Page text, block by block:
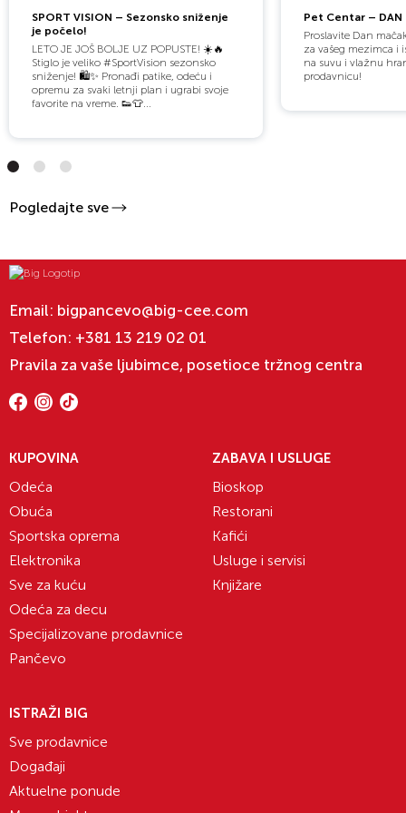
SPORT VISION – Sezonsko sniženje
je počelo!
LETO JE JOŠ BOLJE UZ POPUSTE! ☀️🔥
Stiglo je veliko #SportVision sezonsko
sniženje! 🛍️✨ Pronađi patike, odeću i
opremu za svaki letnji plan i ugrabi svoje
favorite na vreme. 👟👕...
Pet Centar – DAN
Proslavite Dan
za vašeg mezimca i
na suvu i vlažnu
prodavnicu!
Pogledajte sve
Email: bigpancevo@big-cee.com
Telefon: +381 13 219 02 01
Pravila za vaše ljubimce, posetioce tržnog centra
KUPOVINA
Odeća
Obuća
Sportska oprema
Elektronika
Sve za kuću
Odeća za decu
Specijalizovane prodavnice
Pančevo
ZABAVA I USLUGE
Bioskop
Restorani
Kafići
Usluge i servisi
Knjižare
ISTRAŽI BIG
Sve prodavnice
Događaji
Aktuelne ponude